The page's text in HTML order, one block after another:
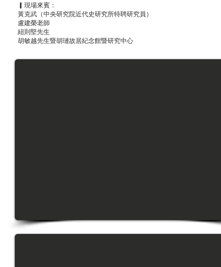
▎現場來賓：
黃克武（中央研究院近代史研究所特聘研究員）
盧建榮老師
紐則堅先生
胡敏越先生暨胡璉故居紀念館暨研究中心